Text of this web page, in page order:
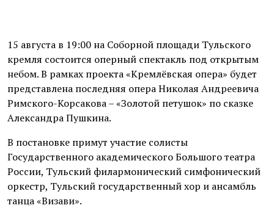
15 августа в 19:00 на Соборной площади Тульского
кремля состоится оперный спектакль под открытым
небом. В рамках проекта «Кремлёвская опера» будет
представлена последняя опера Николая Андреевича
Римского-Корсакова – «Золотой петушок» по сказке
Александра Пушкина.
В постановке примут участие солисты
Государственного академического Большого театра
России, Тульский филармонический симфонический
оркестр, Тульский государственный хор и ансамбль
танца «Визави».